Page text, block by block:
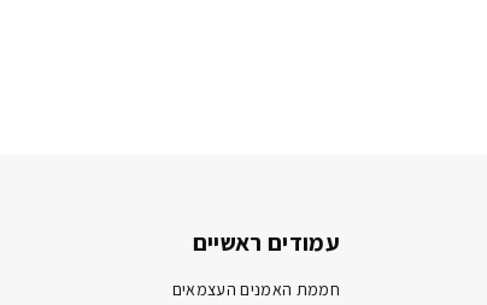
עמודים ראשיים
חממת האמנים העצמאים